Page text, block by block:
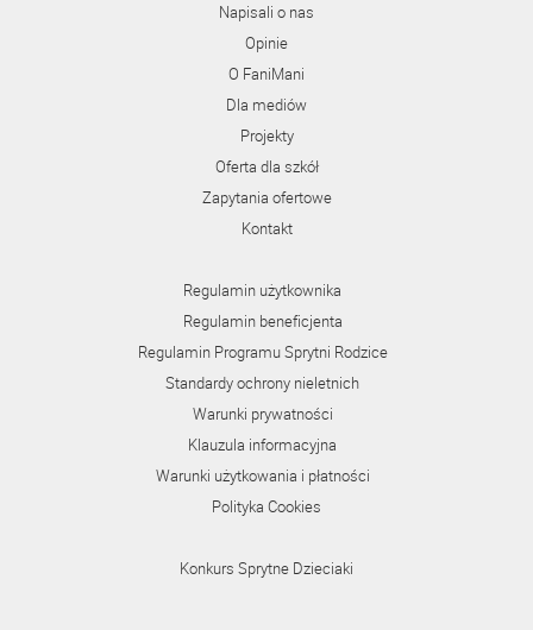
Napisali o nas
Opinie
O FaniMani
Dla mediów
Projekty
Oferta dla szkół
Zapytania ofertowe
Kontakt
Regulamin użytkownika
Regulamin beneficjenta
Regulamin Programu Sprytni Rodzice
Standardy ochrony nieletnich
Warunki prywatności
Klauzula informacyjna
Warunki użytkowania i płatności
Polityka Cookies
Konkurs Sprytne Dzieciaki